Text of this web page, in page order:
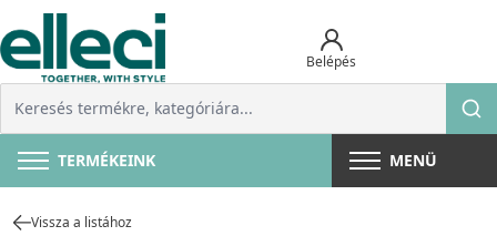
Belépés
TERMÉKEINK MENÜ
Vissza a listához